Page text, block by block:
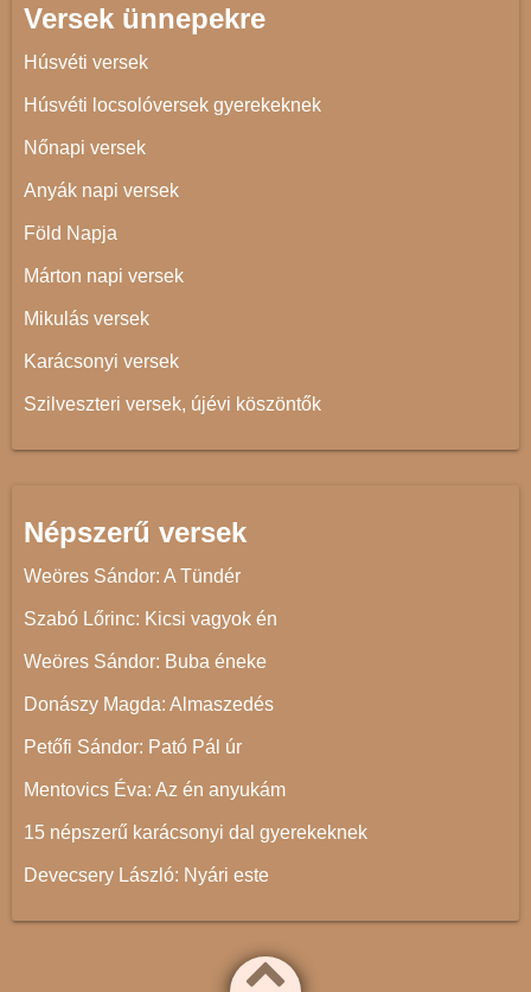
Versek ünnepekre
Húsvéti versek
Húsvéti locsolóversek gyerekeknek
Nőnapi versek
Anyák napi versek
Föld Napja
Márton napi versek
Mikulás versek
Karácsonyi versek
Szilveszteri versek, újévi köszöntők
Népszerű versek
Weöres Sándor: A Tündér
Szabó Lőrinc: Kicsi vagyok én
Weöres Sándor: Buba éneke
Donászy Magda: Almaszedés
Petőfi Sándor: Pató Pál úr
Mentovics Éva: Az én anyukám
15 népszerű karácsonyi dal gyerekeknek
Devecsery László: Nyári este